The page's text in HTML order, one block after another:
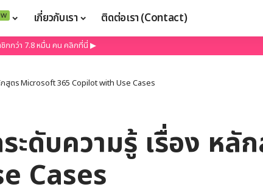
เกี่ยวกับเรา ติดต่อเรา (Contact)
ชิกกว่า 7.8 หมื่น คน คลิกที่นี่ ▶
สูตร Microsoft 365 Copilot with Use Cases
ดับความรู้ เรื่อง หลั
Cases